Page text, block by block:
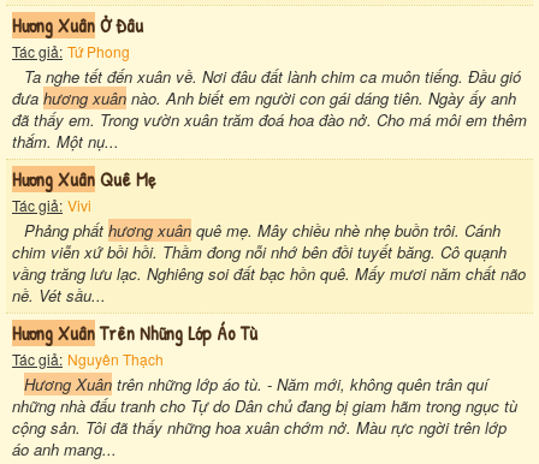
Hương XuânỞ Đâu
Tác giả: Tứ Phong
Ta nghe tết đến xuân về. Nơi đâu đất lành chim ca muôn tiếng. Đầu gió
đưa hương xuân nào. Anh biết em người con gái dáng tiên. Ngày ấy anh
đã thấy em. Trong vườn xuân trăm đoá hoa đào nở. Cho má môi em thêm
thắm. Một nụ...
Hương XuânQuê Mẹ
Tác giả: Vivi
Phảng phất hương xuân quê mẹ. Mây chiều nhè nhẹ buồn trôi. Cánh
chim viễn xứ bồi hồi. Thầm đong nỗi nhớ bên đồi tuyết băng. Cô quạnh
vầng trăng lưu lạc. Nghiêng soi đất bạc hồn quê. Mấy mươi năm chất não
nề. Vét sầu...
Hương XuânTrên Những Lớp Áo Tù
Tác giả: Nguyên Thạch
Hương Xuân trên những lớp áo tù. - Năm mới, không quên trân quí
những nhà đấu tranh cho Tự do Dân chủ đang bị giam hãm trong ngục tù
cộng sản. Tôi đã thấy những hoa xuân chớm nở. Màu rực ngời trên lớp
áo anh mang...